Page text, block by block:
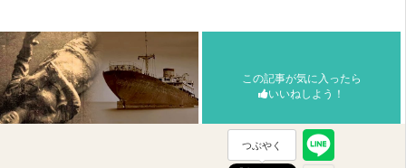
この記事が気に入ったら
いいねしよう！
つぶやく